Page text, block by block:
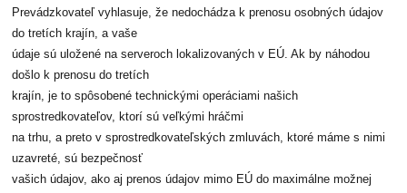
Prevádzkovateľ vyhlasuje, že nedochádza k prenosu osobných údajov
do tretích krajín, a vaše
údaje sú uložené na serveroch lokalizovaných v EÚ. Ak by náhodou
došlo k prenosu do tretích
krajín, je to spôsobené technickými operáciami našich
sprostredkovateľov, ktorí sú veľkými hráčmi
na trhu, a preto v sprostredkovateľských zmluvách, ktoré máme s nimi
uzavreté, sú bezpečnosť
vašich údajov, ako aj prenos údajov mimo EÚ do maximálne možnej